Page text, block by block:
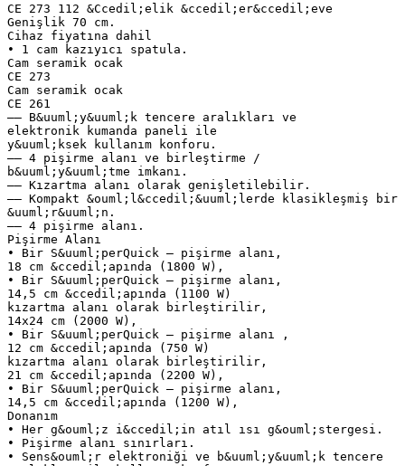
CE 273 112 &Ccedil;elik &ccedil;er&ccedil;eve
Genişlik 70 cm.
Cihaz fiyatına dahil
• 1 cam kazıyıcı spatula.
Cam seramik ocak
CE 273
Cam seramik ocak
CE 261
–– B&uuml;y&uuml;k tencere aralıkları ve
elektronik kumanda paneli ile
y&uuml;ksek kullanım konforu.
–– 4 pişirme alanı ve birleştirme /
b&uuml;y&uuml;tme imkanı.
–– Kızartma alanı olarak genişletilebilir.
–– Kompakt &ouml;l&ccedil;&uuml;lerde klasikleşmiş bir
&uuml;r&uuml;n.
–– 4 pişirme alanı.
Pişirme Alanı
• Bir S&uuml;perQuick – pişirme alanı,
18 cm &ccedil;apında (1800 W),
• Bir S&uuml;perQuick – pişirme alanı,
14,5 cm &ccedil;apında (1100 W)
kızartma alanı olarak birleştirilir,
14x24 cm (2000 W),
• Bir S&uuml;perQuick – pişirme alanı ,
12 cm &ccedil;apında (750 W)
kızartma alanı olarak birleştirilir,
21 cm &ccedil;apında (2200 W),
• Bir S&uuml;perQuick – pişirme alanı,
14,5 cm &ccedil;apında (1200 W),
Donanım
• Her g&ouml;z i&ccedil;in atıl ısı g&ouml;stergesi.
• Pişirme alanı sınırları.
• Sens&ouml;r elektroniği ve b&uuml;y&uuml;k tencere